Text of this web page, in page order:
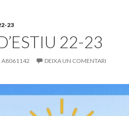
23
22-23
A8061142 DEIXA UN COMENTARI